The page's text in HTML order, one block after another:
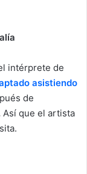
intérprete de
asistiendo
de
Así que el artista